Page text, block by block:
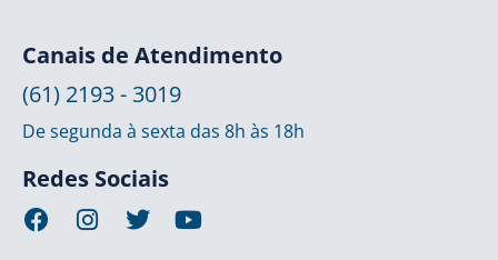
Canais de Atendimento
(61) 2193 - 3019
De segunda à sexta das 8h às 18h
Redes Sociais